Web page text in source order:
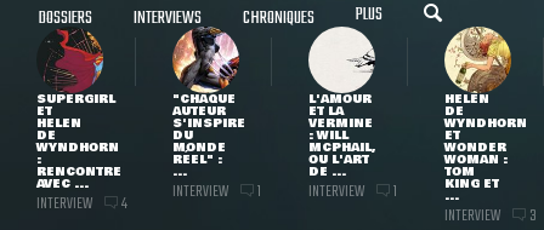
DOSSIERS INTERVIEWS CHRONIQUES PLUS
SUPERGIRL
ET
HELEN
DE
WYNDHORN
:
RENCONTRE
AVEC ...
INTERVIEW 4
"CHAQUE
AUTEUR
S'INSPIRE
DU
MONDE
RÉEL" :
...
INTERVIEW 1
L'AMOUR
ET LA
VERMINE
: WILL
MCPHAIL,
OU L'ART
DE ...
INTERVIEW 1
HELEN
DE
WYNDHORN
ET
WONDER
WOMAN :
TOM
KING ET
...
INTERVIEW 3